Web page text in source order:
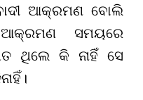
ଆକ୍ରମଣ ବୋଲି
ସମୟରେ
ଥିଲେ କି ନାହିଁ ସେ